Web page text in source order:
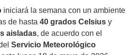
iniciará la semana con un ambiente
de hasta 40 grados Celsius y
aisladas, de acuerdo con el
Servicio Meteorológico